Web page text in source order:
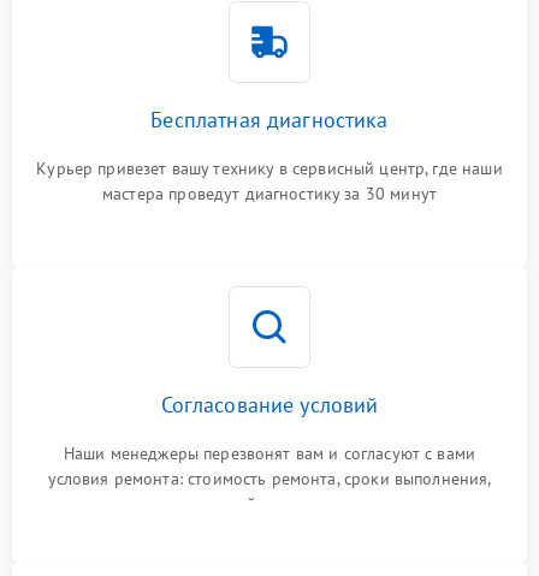
Бесплатная диагностика
Курьер привезет вашу технику в сервисный центр, где наши
мастера проведут диагностику за 30 минут
Согласование условий
Наши менеджеры перезвонят вам и согласуют с вами
условия ремонта: стоимость ремонта, сроки выполнения,
гарантийные условия